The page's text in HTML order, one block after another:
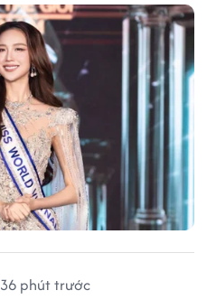
36 phút trước